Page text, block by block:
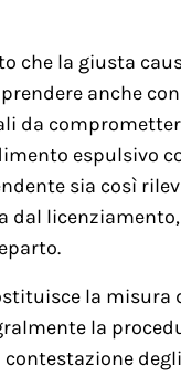
che la giusta
anche
da
espulsivo
sia così
dal
la misura
la